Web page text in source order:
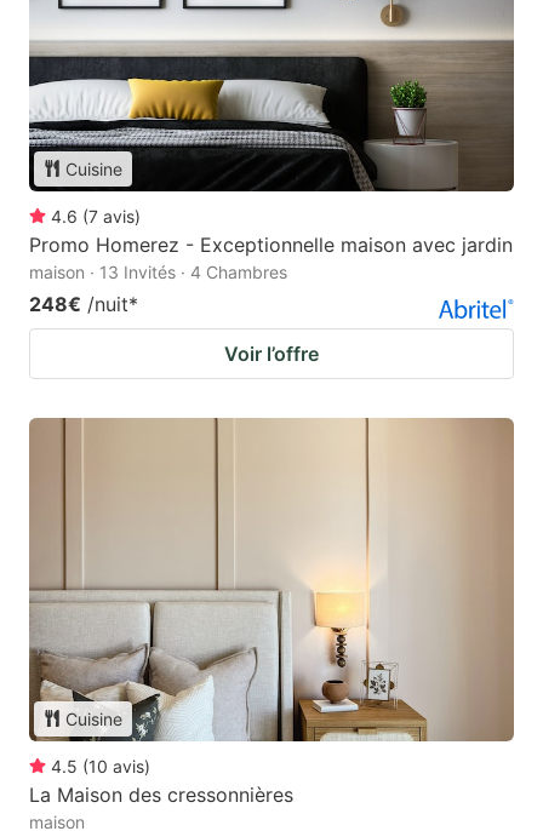
Cuisine
4.6 (7 avis)
Promo Homerez - Exceptionnelle maison avec jardin
maison · 13 Invités · 4 Chambres
248€ /nuit*
Voir l’offre
Cuisine
4.5 (10 avis)
La Maison des cressonnières
maison